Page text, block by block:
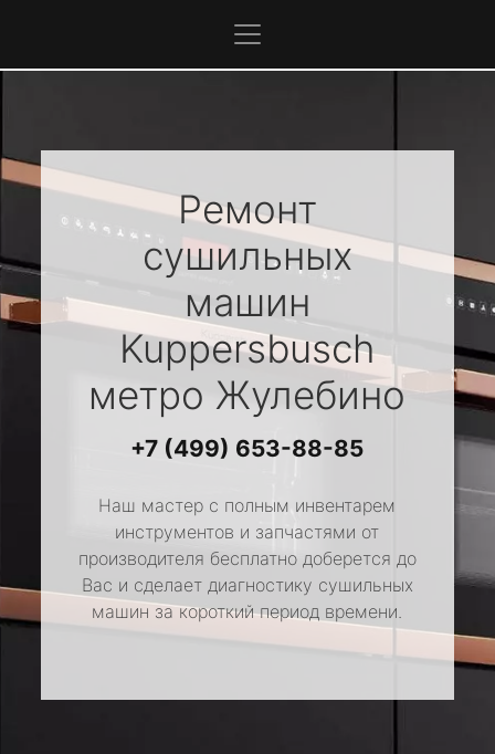
Ремонт
сушильных
машин
Kuppersbusch
метро Жулебино
+7 (499) 653-88-85
Наш мастер с полным инвентарем
инструментов и запчастями от
производителя бесплатно доберется до
Вас и сделает диагностику сушильных
машин за короткий период времени.